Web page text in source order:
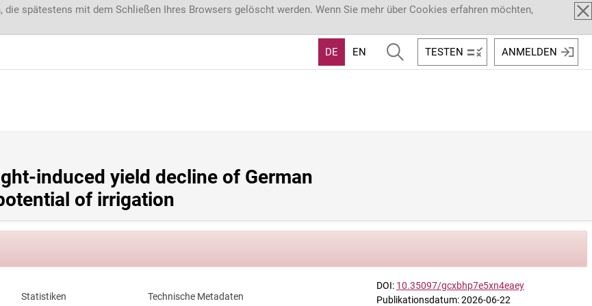
spätestens mit dem Schließen Ihres Browsers gelöscht werden. Wenn Sie mehr über Cookies erfahren möchten,
DE EN TESTEN ANMELDEN
induced yield decline of German
of irrigation
Statistiken Technische Metadaten
DOI: 10.35097/gcxbhp7e5xn4eaey
Publikationsdatum: 2026-06-22